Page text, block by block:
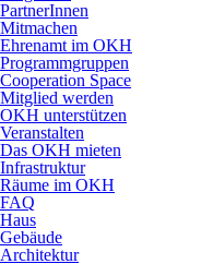
PartnerInnen
Mitmachen
Ehrenamt im OKH
Programmgruppen
Cooperation Space
Mitglied werden
OKH unterstützen
Veranstalten
Das OKH mieten
Infrastruktur
Räume im OKH
FAQ
Haus
Gebäude
Architektur